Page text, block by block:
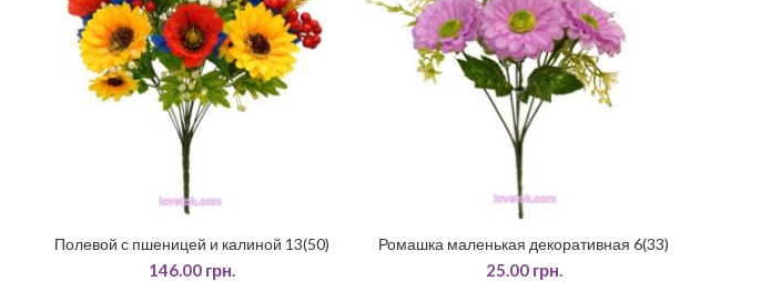
ЧИТАТИ ДАЛІ
Полевой с пшеницей и калиной 13(50)
146.00 грн.
ДОДАТИ У КОШИК
Ромашка маленькая декоративная 6(33)
25.00 грн.